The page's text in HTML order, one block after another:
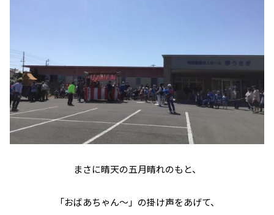
まさに晴天の五月晴れのもと、
「おばあちゃん～」の掛け声をあげて、